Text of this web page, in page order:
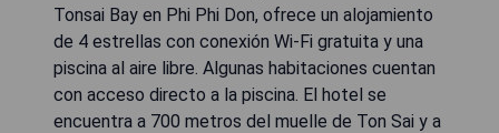
Tonsai Bay en Phi Phi Don, ofrece un alojamiento
de 4 estrellas con conexión Wi-Fi gratuita y una
piscina al aire libre. Algunas habitaciones cuentan
con acceso directo a la piscina. El hotel se
encuentra a 700 metros del muelle de Ton Sai y a